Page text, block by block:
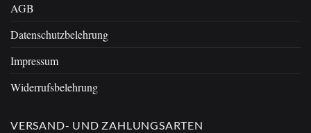
AGB
Datenschutzbelehrung
Impressum
Widerrufsbelehrung
VERSAND- UND ZAHLUNGSARTEN